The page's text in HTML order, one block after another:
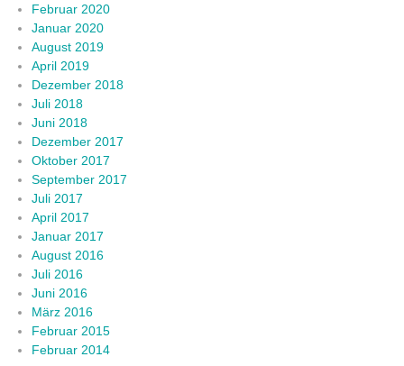
Februar 2020
Januar 2020
August 2019
April 2019
Dezember 2018
Juli 2018
Juni 2018
Dezember 2017
Oktober 2017
September 2017
Juli 2017
April 2017
Januar 2017
August 2016
Juli 2016
Juni 2016
März 2016
Februar 2015
Februar 2014